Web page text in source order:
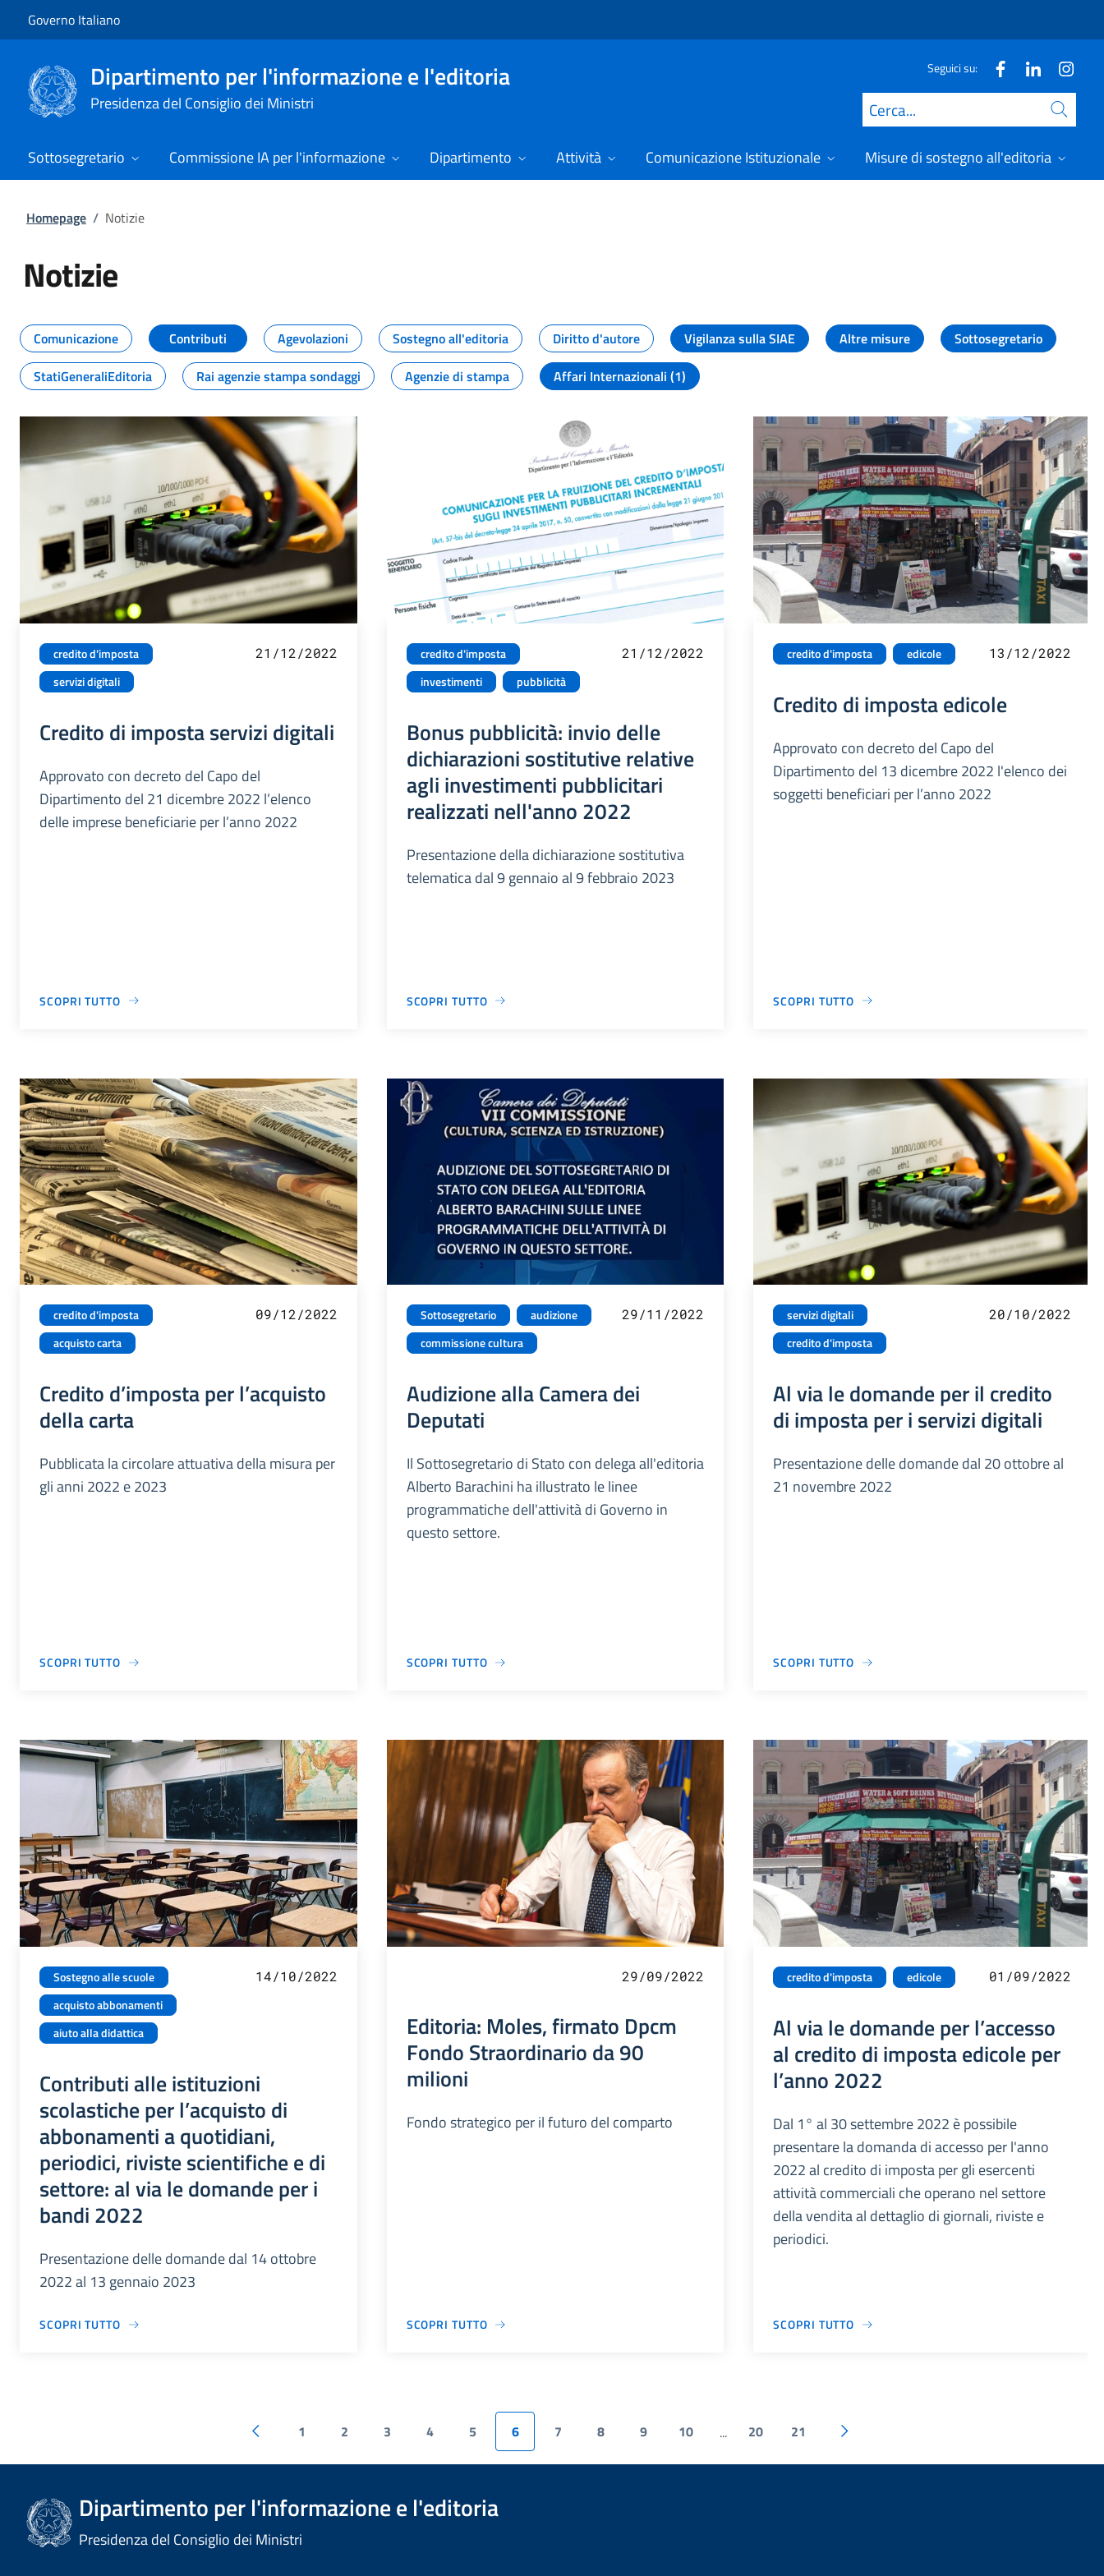
Governo Italiano
Dipartimento per l'informazione e l'editoria
Presidenza del Consiglio dei Ministri
Seguici su:
Cerca
Sottosegretario Commissione IA per l'informazione Dipartimento Attività Comunicazione Istituzionale Misure di sostegno all'editoria
Homepage / Notizie
Notizie
Tutti i contenuti della pagina Notizie
Comunicazione Contributi Agevolazioni Sostegno all'editoria Diritto d'autore Vigilanza sulla SIAE Altre misure
Sottosegretario
StatiGeneraliEditoria
Rai agenzie stampa sondaggi Agenzie di stampa Affari Internazionali (1)
credito d'imposta
servizi digitali
21/12/2022
Credito di imposta servizi digitali
Approvato con decreto del Capo del
Dipartimento del 21 dicembre 2022 l’elenco
delle imprese beneficiarie per l’anno 2022
SCOPRI TUTTO
credito d'imposta
investimenti
pubblicità
21/12/2022
Bonus pubblicità: invio delle
dichiarazioni sostitutive relative
agli investimenti pubblicitari
realizzati nell'anno 2022
Presentazione della dichiarazione sostitutiva
telematica dal 9 gennaio al 9 febbraio 2023
SCOPRI TUTTO
credito d'imposta edicole 13/12/2022
Credito di imposta edicole
Approvato con decreto del Capo del
Dipartimento del 13 dicembre 2022 l'elenco dei
soggetti beneficiari per l’anno 2022
SCOPRI TUTTO
credito d'imposta
acquisto carta
09/12/2022
Credito d’imposta per l’acquisto
della carta
Pubblicata la circolare attuativa della misura per
gli anni 2022 e 2023
SCOPRI TUTTO
Sottosegretario
audizione
commissione cultura
29/11/2022
Audizione alla Camera dei
Deputati
Il Sottosegretario di Stato con delega all'editoria
Alberto Barachini ha illustrato le linee
programmatiche dell'attività di Governo in
questo settore.
SCOPRI TUTTO
servizi digitali
credito d'imposta
20/10/2022
Al via le domande per il credito
di imposta per i servizi digitali
Presentazione delle domande dal 20 ottobre al
21 novembre 2022
SCOPRI TUTTO
Sostegno alle scuole
acquisto abbonamenti
aiuto alla didattica
14/10/2022
Contributi alle istituzioni
scolastiche per l’acquisto di
abbonamenti a quotidiani,
periodici, riviste scientifiche e di
settore: al via le domande per i
bandi 2022
Presentazione delle domande dal 14 ottobre
2022 al 13 gennaio 2023
SCOPRI TUTTO
29/09/2022
Editoria: Moles, firmato Dpcm
Fondo Straordinario da 90
milioni
Fondo strategico per il futuro del comparto
SCOPRI TUTTO
credito d'imposta edicole 01/09/2022
Al via le domande per l’accesso
al credito di imposta edicole per
l’anno 2022
Dal 1° al 30 settembre 2022 è possibile
presentare la domanda di accesso per l'anno
2022 al credito di imposta per gli esercenti
attività commerciali che operano nel settore
della vendita al dettaglio di giornali, riviste e
periodici.
SCOPRI TUTTO
1 2 3 4 5 6 7 8 9 10 ... 20 21
Dipartimento per l'informazione e l'editoria
Presidenza del Consiglio dei Ministri